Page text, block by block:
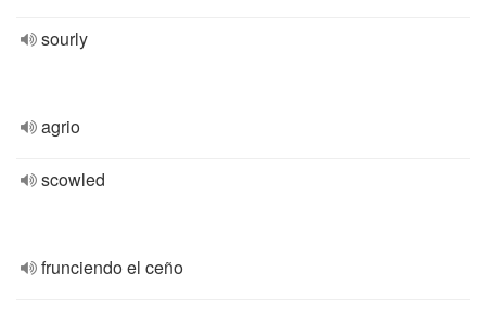
sourly
agrio
scowled
frunciendo el ceño